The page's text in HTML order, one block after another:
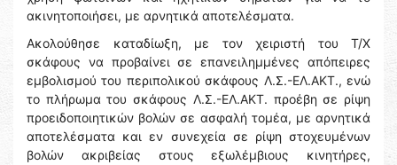
ακινητοποιήσει, με αρνητικά αποτελέσματα.
Ακολούθησε καταδίωξη, με τον χειριστή του Τ/Χ
σκάφους να προβαίνει σε επανειλημμένες απόπειρες
εμβολισμού του περιπολικού σκάφους Λ.Σ.-ΕΛ.ΑΚΤ., ενώ
το πλήρωμα του σκάφους Λ.Σ.-ΕΛ.ΑΚΤ. προέβη σε ρίψη
προειδοποιητικών βολών σε ασφαλή τομέα, με αρνητικά
αποτελέσματα και εν συνεχεία σε ρίψη στοχευμένων
βολών ακριβείας στους εξωλέμβιους κινητήρες,